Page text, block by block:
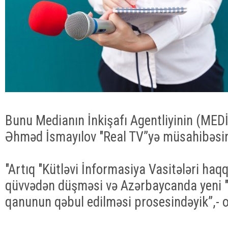
Bunu Medianın İnkişafı Agentliyinin
Əhməd İsmayılov "Real TV”yə
"Artıq "Kütləvi İnformasiya Vasitələri
qüvvədən düşməsi və Azərbaycanda yeni
qanunun qəbul edilməsi prosesindəyik”,-